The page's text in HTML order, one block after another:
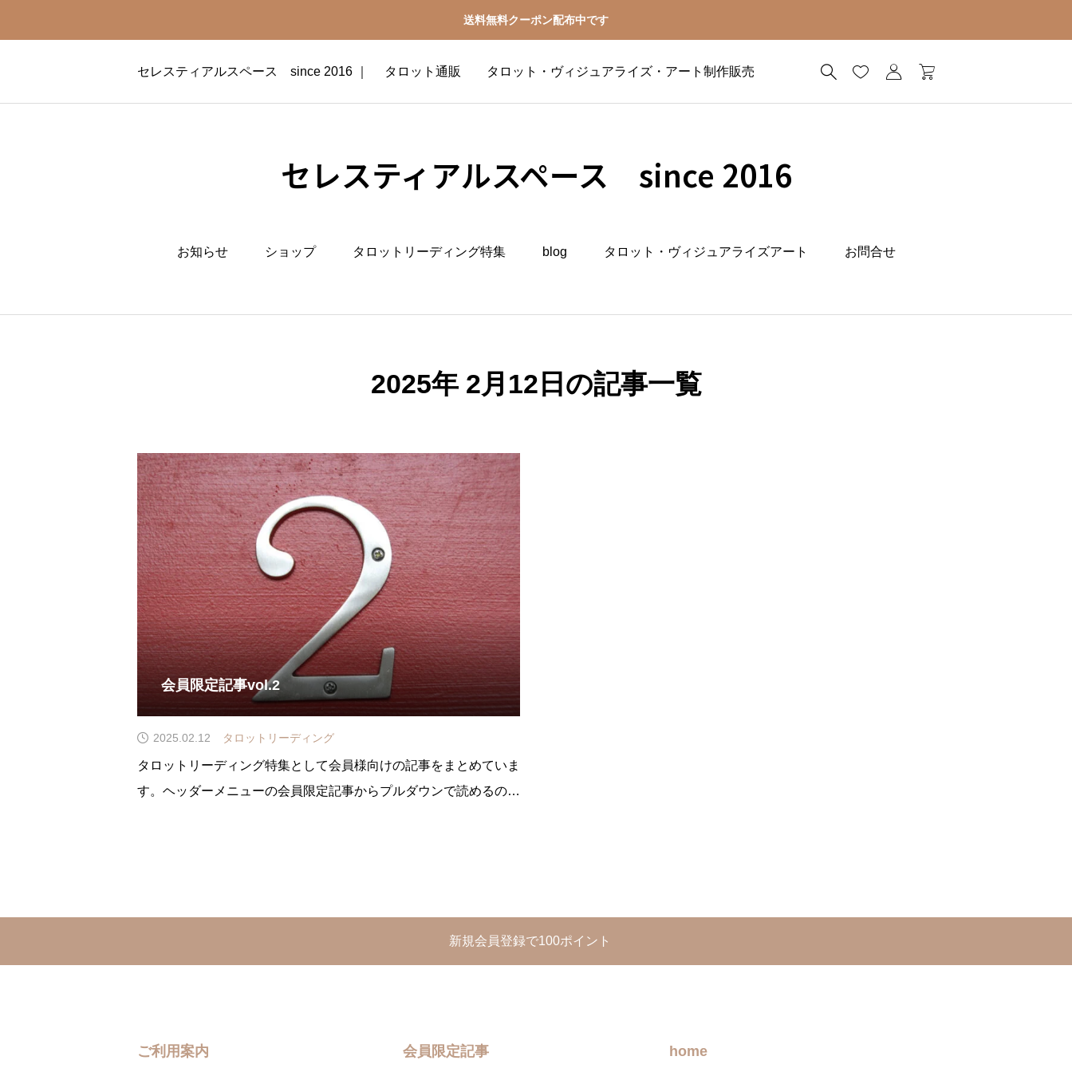
送料無料クーポン配布中です
セレスティアルスペース since 2016 ｜ タロット通販 タロット・ヴィジュアライズ・アート制作販売
セレスティアルスペース since 2016
お知らせ ショップ タロットリーディング特集 blog タロット・ヴィジュアライズアート お問合せ
2025年 2月12日の記事一覧
会員限定記事vol.2
2025.02.12 タロットリーディング
タロットリーディング特集として会員様向けの記事をまとめていま
す。ヘッダーメニューの会員限定記事からプルダウンで読めるので
新規会員登録で100ポイント
ご利用案内 会員限定記事 home